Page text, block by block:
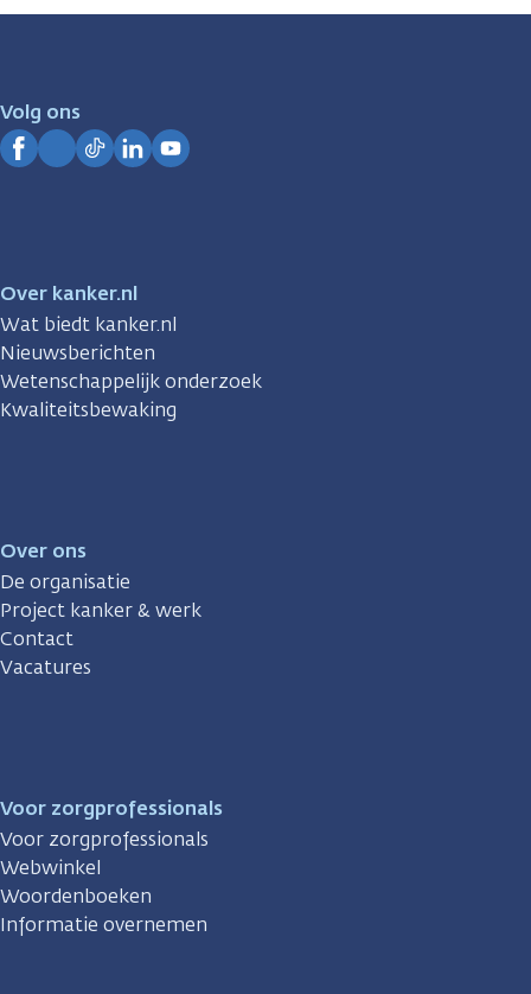
zijn
Volg ons
Over kanker.nl
Wat biedt kanker.nl
Nieuwsberichten
Wetenschappelijk onderzoek
Kwaliteitsbewaking
Over ons
De organisatie
Project kanker & werk
Contact
Vacatures
Voor zorgprofessionals
Voor zorgprofessionals
Webwinkel
Woordenboeken
Informatie overnemen